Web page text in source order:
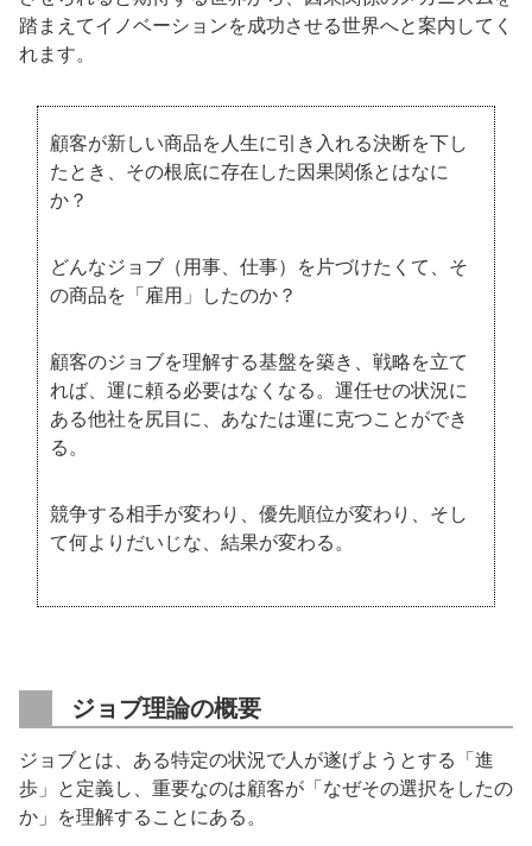
踏まえてイノベーションを成功させる世界へと案内してく
れます。
顧客が新しい商品を人生に引き入れる決断を下し
たとき、その根底に存在した因果関係とはなに
か？
どんなジョブ（用事、仕事）を片づけたくて、そ
の商品を「雇用」したのか？
顧客のジョブを理解する基盤を築き、戦略を立て
れば、運に頼る必要はなくなる。運任せの状況に
ある他社を尻目に、あなたは運に克つことができ
る。
競争する相手が変わり、優先順位が変わり、そし
て何よりだいじな、結果が変わる。
ジョブ理論の概要
ジョブとは、ある特定の状況で人が遂げようとする「進
歩」と定義し、重要なのは顧客が「なぜその選択をしたの
か」を理解することにある。